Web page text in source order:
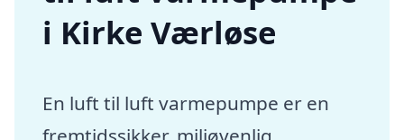
i Kirke Værløse
En luft til luft varmepumpe er en